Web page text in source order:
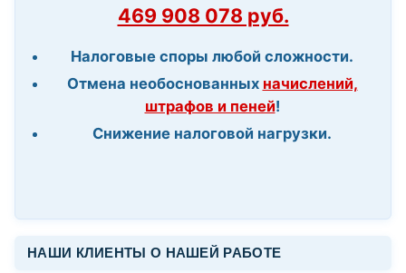
469 908 078 руб.
Налоговые споры любой сложности.
Отмена необоснованных начислений,
штрафов и пеней!
Снижение налоговой нагрузки.
НАШИ КЛИЕНТЫ О НАШЕЙ РАБОТЕ